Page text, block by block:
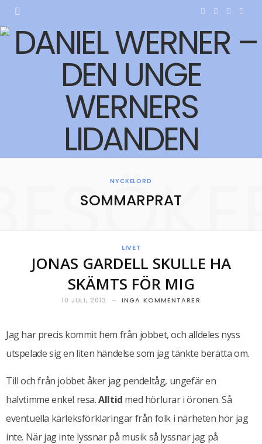
a w
NYCKELORD
SOMMARPRAT
LIVET
JONAS GARDELL SKULLE HA
SKÄMTS FÖR MIG
10 JULI, 2013 INGA KOMMENTARER
Jag har precis kommit hem från jobbet, och alldeles nyss
utspelade sig en liten händelse som jag tänkte berätta om.
Till och från jobbet åker jag pendeltåg, ungefär en
halvtimme enkel resa.Alltid med hörlurar i öronen. Så
eventuella kärleksförklaringar från folk i närheten hör jag
inte. När jag inte lyssnar på musik så lyssnar jag på